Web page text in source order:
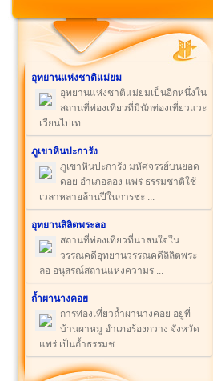
อุทยานแห่งชาติแม่ยม
อุทยานแห่งชาติแม่ยมเป็นอีกหนึ่งใน
สถานที่ท่องเที่ยวที่มีนักท่องเที่ยวแวะ
เวียนไปเท ...
ภูเขาหินปะการัง
ภูเขาหินปะการัง มหัศจรรย์บนยอด
ดอย อำเภอลอง แพร่ ธรรมชาติใช้
เวลาหลายล้านปีในการชะ ...
อุทยานลิลิตพระลอ
สถานที่ท่องเที่ยวที่น่าสนใจใน
วรรณคดีอุทยานวรรณคดีลิลิตพระ
ลอ อนุสรณ์สถานแห่งความร ...
ถ้ำผานางคอย
การท่องเที่ยวถ้ำผานางคอย อยู่ที่
บ้านผาหมู อำเภอร้องกวาง จังหวัด
แพร่ เป็นถ้ำธรรมช ...